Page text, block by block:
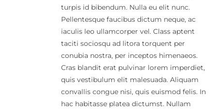
turpis id bibendum. Nulla eu elit nunc.
Pellentesque faucibus dictum neque, ac
iaculis leo ullamcorper vel. Class aptent
taciti sociosqu ad litora torquent per
conubia nostra, per inceptos himenaeos.
Cras blandit erat pulvinar lorem imperdiet,
quis vestibulum elit malesuada. Aliquam
convallis congue nisi, quis euismod felis. In
hac habitasse platea dictumst. Nullam